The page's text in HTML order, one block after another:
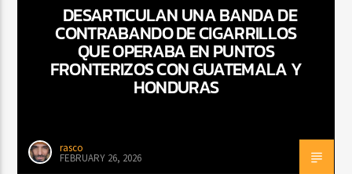
DESARTICULAN UNA BANDA DE
CONTRABANDO DE CIGARRILLOS
QUE OPERABA EN PUNTOS
FRONTERIZOS CON GUATEMALA Y
HONDURAS
rasco
FEBRUARY 26, 2026